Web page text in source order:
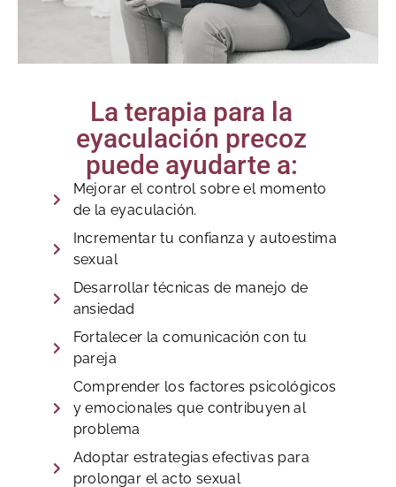
La terapia para la
eyaculación precoz
puede ayudarte a:
Mejorar el control sobre el momento
de la eyaculación.
Incrementar tu confianza y autoestima
sexual
Desarrollar técnicas de manejo de
ansiedad
Fortalecer la comunicación con tu
pareja
Comprender los factores psicológicos
y emocionales que contribuyen al
problema
Adoptar estrategias efectivas para
prolongar el acto sexual